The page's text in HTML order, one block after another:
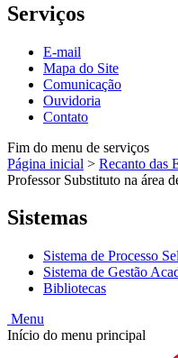
Serviços
E-mail
Mapa do Site
Comunicação
Ouvidoria
Contato
Fim do menu de serviços
Página inicial > Recanto das
Professor Substituto na área
Sistemas
Sistema de Processo
Sistema de Gestão
Bibliotecas
Menu
Início do menu principal